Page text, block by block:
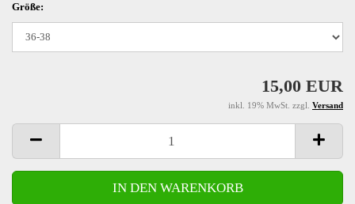
Größe:
15,00 EUR
inkl. 19% MwSt. zzgl. Versand